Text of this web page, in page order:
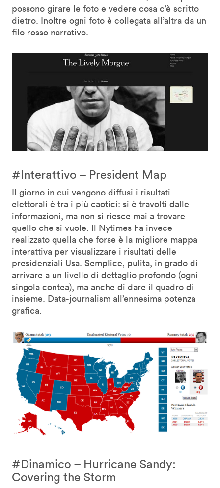
possono girare le foto e vedere cosa c’è scritto
dietro. Inoltre ogni foto è collegata all’altra da un
filo rosso narrativo.
#Interattivo – President Map
Il giorno in cui vengono diffusi i risultati
elettorali è tra i più caotici: si è travolti dalle
informazioni, ma non si riesce mai a trovare
quello che si vuole. Il Nytimes ha invece
realizzato quella che forse è la migliore mappa
interattiva per visualizzare i risultati delle
presidenziali Usa. Semplice, pulita, in grado di
arrivare a un livello di dettaglio profondo (ogni
singola contea), ma anche di dare il quadro di
insieme. Data-journalism all’ennesima potenza
grafica.
#Dinamico – Hurricane Sandy:
Covering the Storm